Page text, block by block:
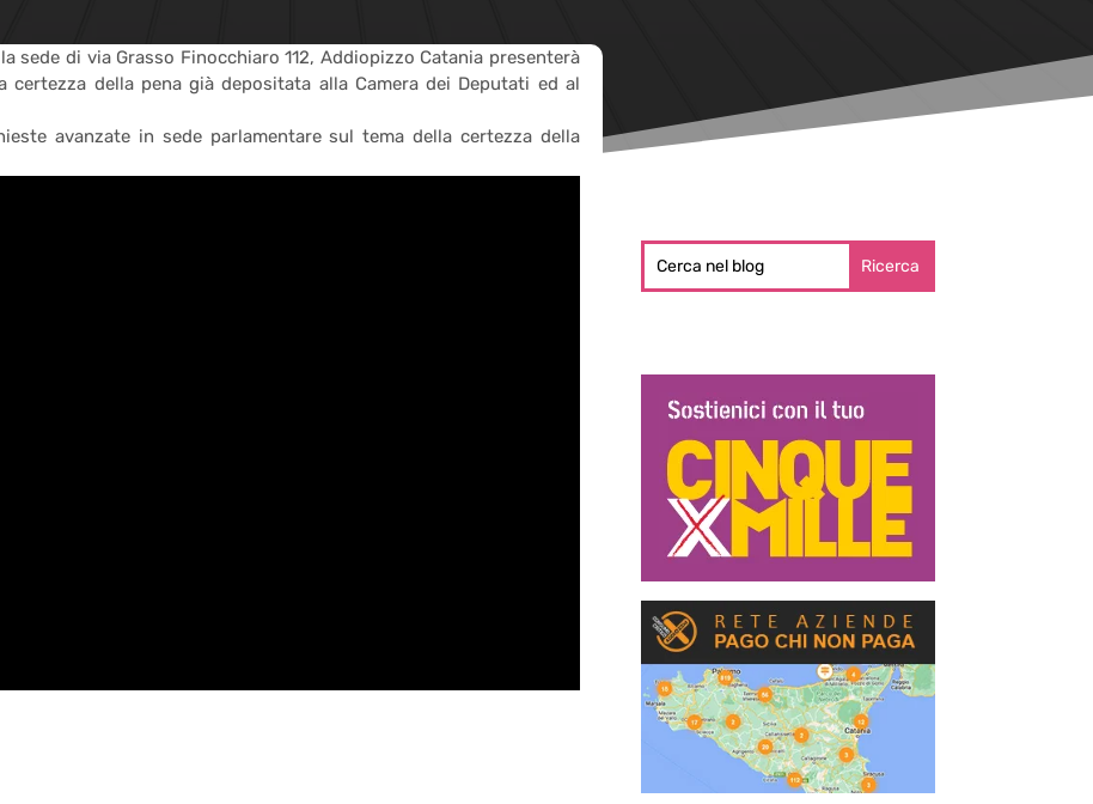
sede di via Grasso Finocchiaro 112, Addiopizzo Catania presenterà
della pena già depositata alla Camera dei Deputati ed al
avanzate in sede parlamentare sul tema della certezza della